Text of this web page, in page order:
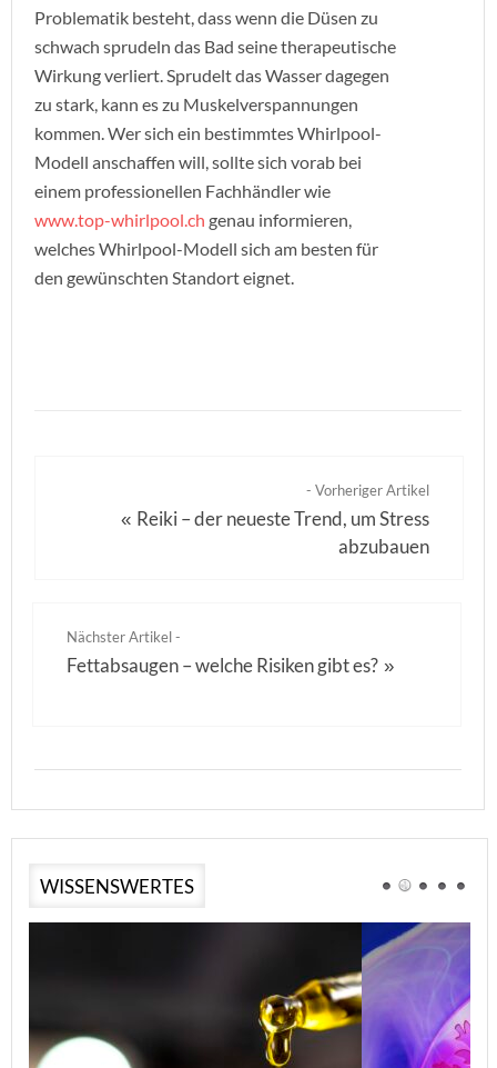
Problematik besteht, dass wenn die Düsen zu
schwach sprudeln das Bad seine therapeutische
Wirkung verliert. Sprudelt das Wasser dagegen
zu stark, kann es zu Muskelverspannungen
kommen. Wer sich ein bestimmtes Whirlpool-
Modell anschaffen will, sollte sich vorab bei
einem professionellen Fachhändler wie
www.top-whirlpool.ch genau informieren,
welches Whirlpool-Modell sich am besten für
den gewünschten Standort eignet.
- Vorheriger Artikel
« Reiki – der neueste Trend, um Stress
abzubauen
Nächster Artikel -
Fettabsaugen – welche Risiken gibt es? »
WISSENSWERTES